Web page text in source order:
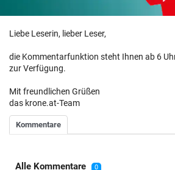
Liebe Leserin, lieber Leser,
die Kommentarfunktion steht Ihnen ab 6
zur Verfügung.
Mit freundlichen Grüßen
das krone.at-Team